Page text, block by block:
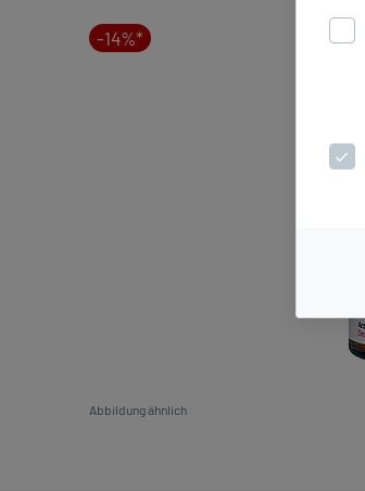
-14%*
Abbildung ähnlich